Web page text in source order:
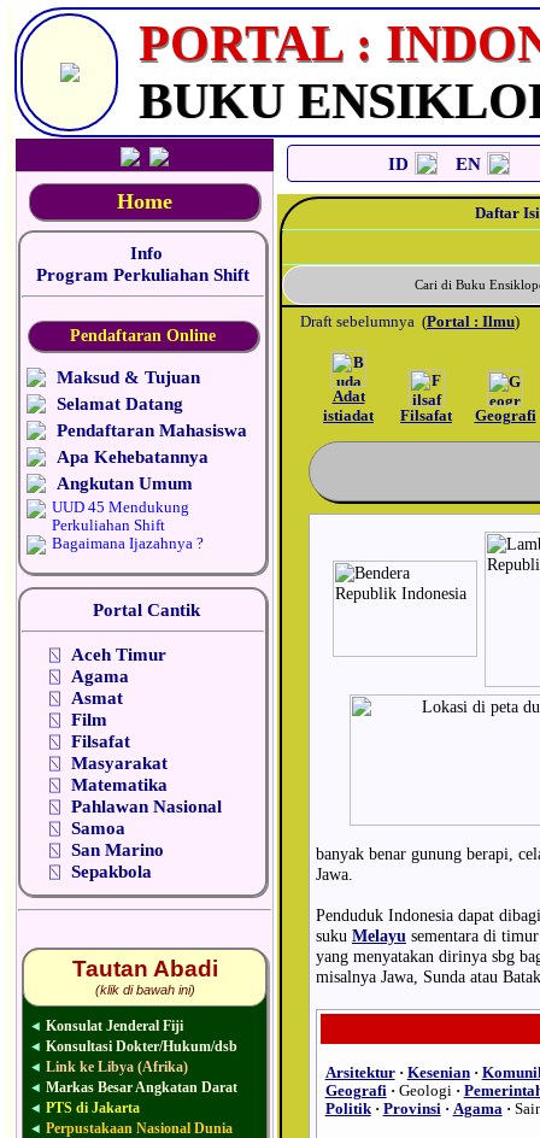
PORTAL :
BUKU
Home
Info
Program Perkuliahan Shift
Pendaftaran Online
Maksud & Tujuan
Selamat Datang
Pendaftaran Mahasiswa
Apa Kehebatannya
Angkutan Umum
UUD 45 Mendukung
Perkuliahan Shift
Bagaimana Ijazahnya ?
Portal Cantik
⍂ Aceh Timur
⍂ Agama
⍂ Asmat
⍂ Film
⍂ Filsafat
⍂ Masyarakat
⍂ Matematika
⍂ Pahlawan Nasional
⍂ Samoa
⍂ San Marino
⍂ Sepakbola
Tautan Abadi
(klik di bawah ini)
◄ Konsulat Jenderal Fiji
◄ Konsultasi Dokter/Hukum/dsb
◄ Link ke Libya (Afrika)
◄ Markas Besar Angkatan Darat
◄ PTS di Jakarta
◄ Perpustakaan Nasional Dunia
ID EN
Daftar Isi
Cari di Buku
Draft sebelumnya (Portal : Ilmu)
Adat
istiadat
Filsafat Geografi
banyak benar gunung berapi,
Jawa.
Penduduk Indonesia dapat
suku Melayu sementara di
yang menyatakan dirinya sbg
misalnya Jawa, Sunda atau
Arsitektur · Kesenian ·
Geografi · Geologi ·
Politik · Provinsi · Agama ·